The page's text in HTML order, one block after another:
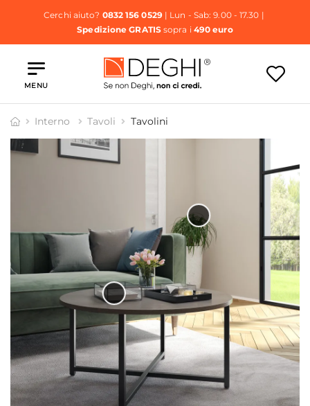
Cerchi aiuto? 0832 156 0529| Lun - Sab: 9.00 - 17.30 |
Spedizione GRATISsopra i 490 euro
MENU
Interno Tavoli Tavolini